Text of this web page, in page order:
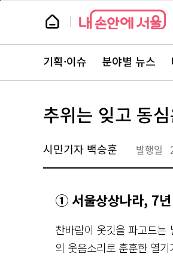
본
뉴
스
뉴
스
주
서
바
로
기획·이슈 분야별 뉴스
추위는 잊고 동
시민기자 백승훈 발행일
① 서울상상나라, 7년
찬바람이 옷깃을 파고드는
의 웃음소리로 훈훈한 열
페